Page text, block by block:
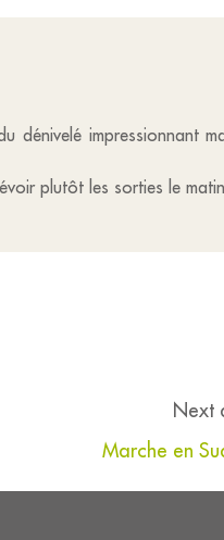
impressionnant
plutôt les sorties le
Next
Marche en